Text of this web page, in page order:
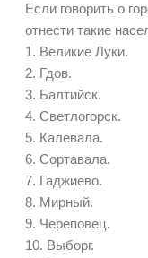
Если говорить о
отнести такие
1. Великие Луки.
2. Гдов.
3. Балтийск.
4. Светлогорск.
5. Калевала.
6. Сортавала.
7. Гаджиево.
8. Мирный.
9. Череповец.
10. Выборг.